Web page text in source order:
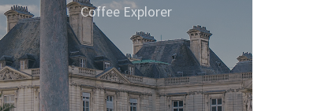
Coffee Explorer